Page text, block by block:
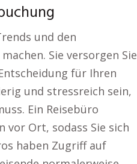
und den
Sie versorgen Sie
für Ihren
und stressreich sein,
Ein Reisebüro
vor Ort, sodass Sie sich
haben Zugriff auf